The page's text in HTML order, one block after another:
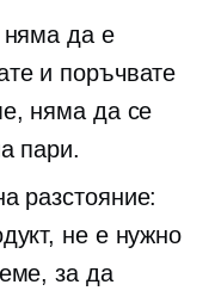
няма да е
и поръчвате
няма да се
пари.
разстояние:
не е нужно
за да